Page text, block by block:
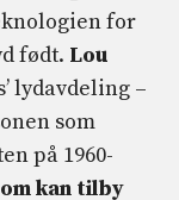
for
født. Lou
lydavdeling –
som
på 1960-
kan tilby